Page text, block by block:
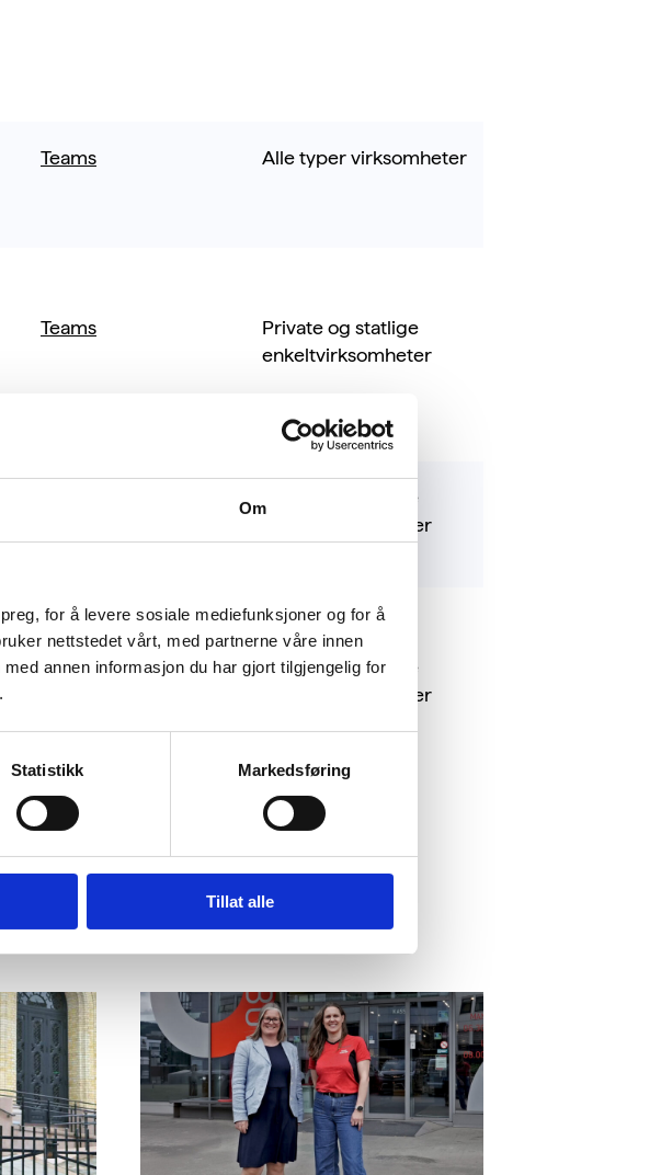
Om
for å levere sosiale mediefunksjoner og for å
nettstedet vårt, med partnerne våre innen
annen informasjon du har gjort tilgjengelig for
Statistikk Markedsføring
Tillat alle
Teams Alle typer virksomheter
Teams
Private og statlige
enkeltvirksomheter
Private og statlige
enkeltvirksomheter
Teams
Private og statlige
enkeltvirksomheter